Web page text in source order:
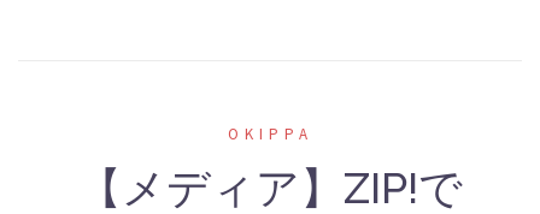
OKIPPA
【メディア】ZIP!で